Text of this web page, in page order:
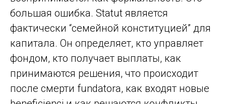
большая ошибка. Statut является
фактически “семейной конституцией” для
капитала. Он определяет, кто управляет
фондом, кто получает выплаты, как
принимаются решения, что происходит
после смерти fundatora, как входят новые